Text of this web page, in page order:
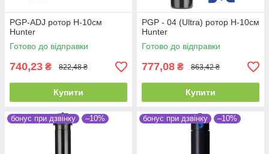
PGP-ADJ ротор H-10см
Hunter
Готово до відправки
740,23 ₴ 822,48 ₴
Купити
PGP - 04 (Ultra) ротор H-10см
Hunter
Готово до відправки
777,08 ₴ 863,42 ₴
Купити
бонус при дзвінку –10% бонус при дзвінку –10%